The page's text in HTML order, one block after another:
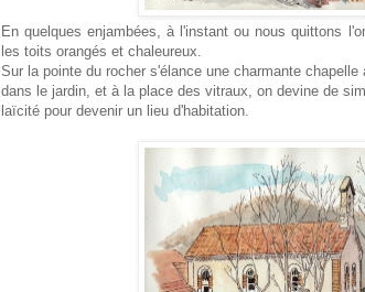
En quelques enjambées, à l'instant ou nous quittons
les toits orangés et chaleureux.
Sur la pointe du rocher s'élance une charmante
dans le jardin, et à la place des vitraux, on devine de
laïcité pour devenir un lieu d'habitation.